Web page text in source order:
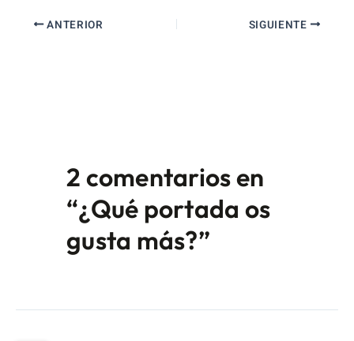
ANTERIOR SIGUIENTE
2 comentarios en
“¿Qué portada os
gusta más?”